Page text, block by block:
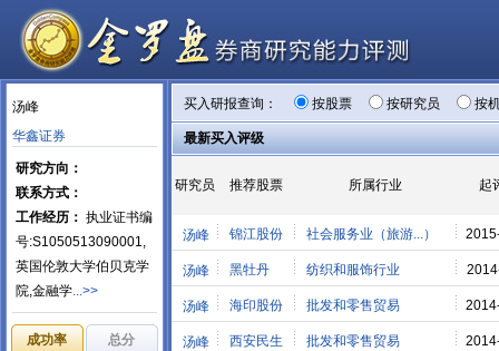
汤峰
华鑫证券
研究方向：
联系方式：
工作经历： 执业证书编
号:S1050513090001,
英国伦敦大学伯贝克学
院,金融学...>>
成功率
总分
买入研报查询： 按股票 按研究员 按
最新买入评级
研究员 推荐股票 所属行业 起
汤峰 锦江股份 社会服务业（旅游...）
汤峰 黑牡丹 纺织和服饰行业
汤峰 海印股份 批发和零售贸易
汤峰 西安民生 批发和零售贸易